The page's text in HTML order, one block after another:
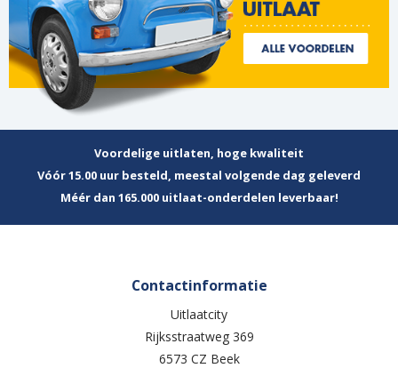
Voordelige uitlaten, hoge kwaliteit
Vóór 15.00 uur besteld, meestal volgende dag geleverd
Méér dan 165.000 uitlaat-onderdelen leverbaar!
Contactinformatie
Uitlaatcity
Rijksstraatweg 369
6573 CZ Beek